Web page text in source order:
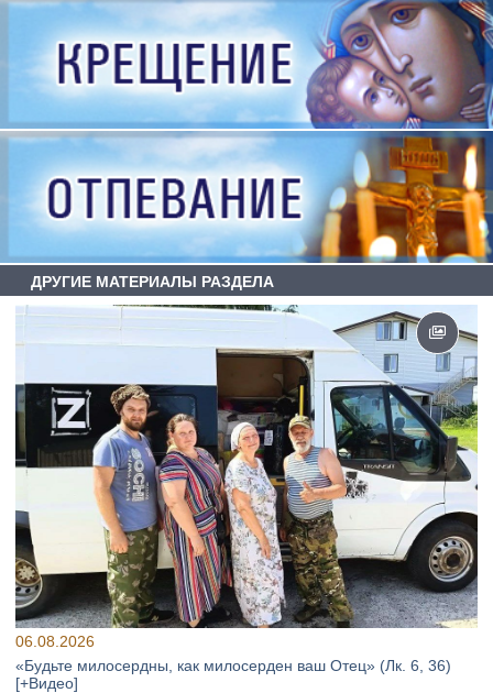
ДРУГИЕ МАТЕРИАЛЫ РАЗДЕЛА
06.08.2026
«Будьте милосердны, как милосерден ваш Отец» (Лк. 6, 36)
[+Видео]